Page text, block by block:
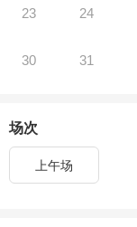
23 24
30 31
场次
上午场